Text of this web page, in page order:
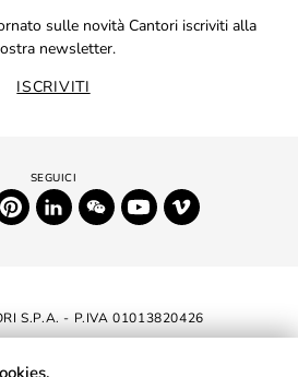
sulle novità Cantori iscriviti alla
newsletter.
ISCRIVITI
S.P.A. - P.IVA 01013820426
DI ACCESSIBILITÀ